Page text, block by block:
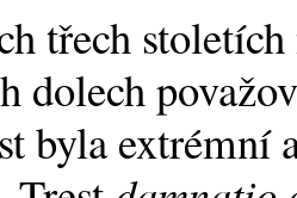
třech stoletích
dolech
byla extrémní